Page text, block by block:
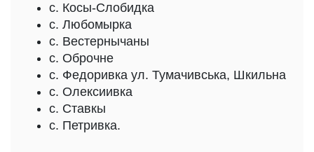
с. Косы-Слобидка
с. Любомырка
с. Вестернычаны
с. Оброчне
с. Федоривка ул. Тумачивська, Шкильна
с. Олексиивка
с. Ставкы
с. Петривка.